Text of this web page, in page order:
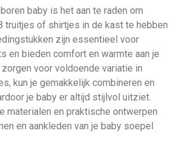
baby is het aan te raden om
truitjes of shirtjes in de kast te hebben
zijn essentieel voor
en bieden comfort en warmte aan je
voor voldoende variatie in
kun je gemakkelijk combineren en
je baby er altijd stijlvol uitziet.
materialen en praktische ontwerpen
en aankleden van je baby soepel